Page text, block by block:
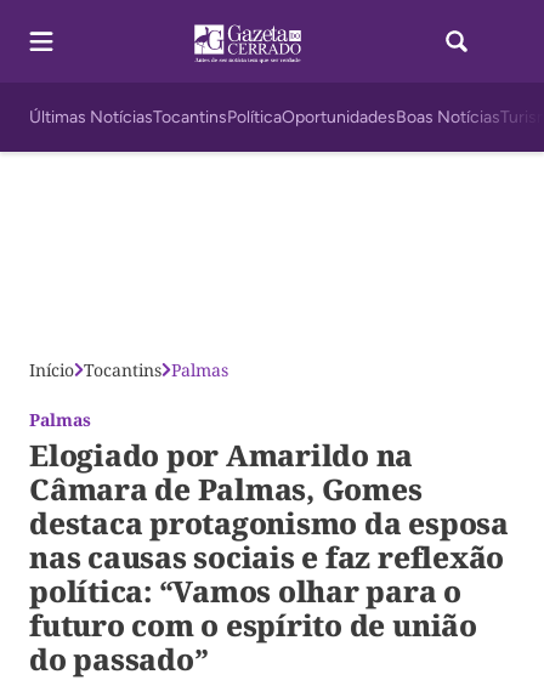
Últimas NotíciasTocantinsPolíticaOportunidadesBoas Notícias
Início Tocantins Palmas
Palmas
Elogiado por Amarildo na
Câmara de Palmas, Gomes
destaca protagonismo da esposa
nas causas sociais e faz reflexão
política: “Vamos olhar para o
futuro com o espírito de união
do passado”